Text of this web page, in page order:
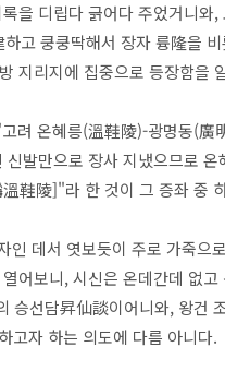
을 디립다 긁어다 주었거니와,
고 쿵쿵딱해서 장자 륭隆을
지리지에 집중으로 등장함을
려 온혜릉(溫鞋陵)-광명동(廣
발만으로 장사 지냈으므로 온
鞋陵]"라 한 것이 그 증좌 중
데서 엿보듯이 주로 가죽으
어보니, 시신은 온데간데 없고
승선담昇仙談이어니와, 왕건
고자 하는 의도에 다름 아니다.